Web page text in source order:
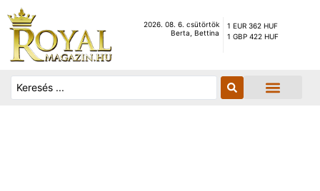
2026. 08. 6. csütörtök
Berta, Bettina
1 EUR 362 HUF
1 GBP 422 HUF